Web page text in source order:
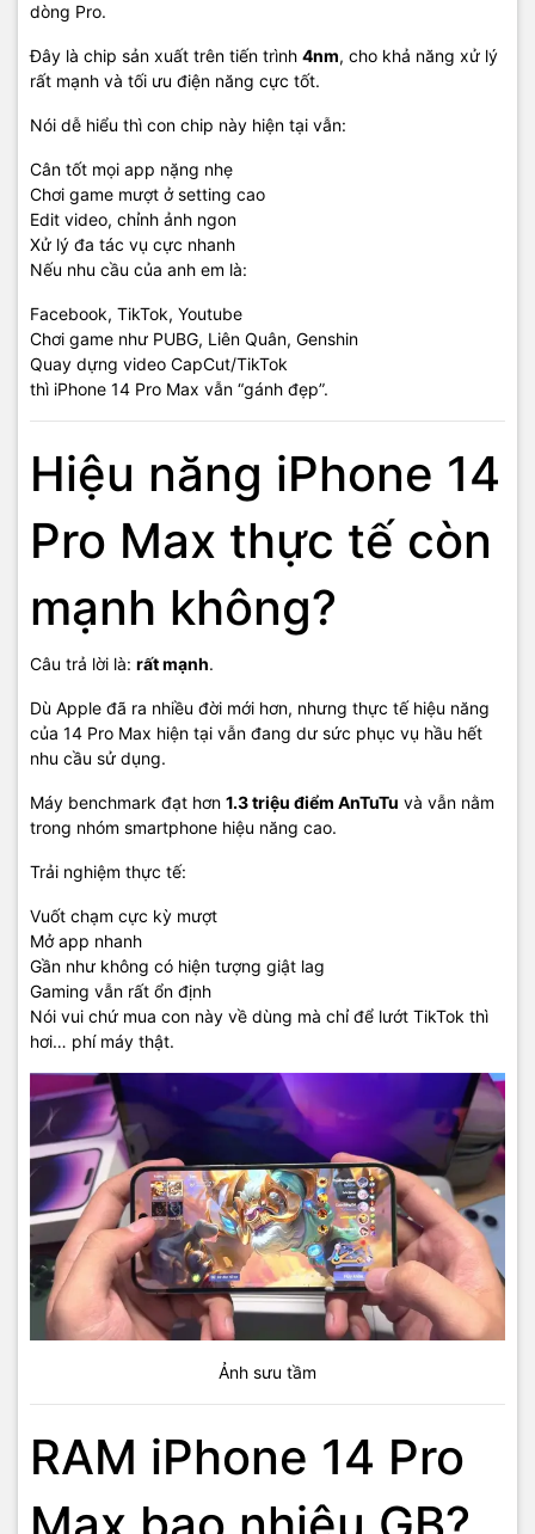
dòng Pro.
Đây là chip sản xuất trên tiến trình 4nm, cho khả năng xử lý
rất mạnh và tối ưu điện năng cực tốt.
Nói dễ hiểu thì con chip này hiện tại vẫn:
Cân tốt mọi app nặng nhẹ
Chơi game mượt ở setting cao
Edit video, chỉnh ảnh ngon
Xử lý đa tác vụ cực nhanh
Nếu nhu cầu của anh em là:
Facebook, TikTok, Youtube
Chơi game như PUBG, Liên Quân, Genshin
Quay dựng video CapCut/TikTok
thì iPhone 14 Pro Max vẫn “gánh đẹp”.
Hiệu năng iPhone 14
Pro Max thực tế còn
mạnh không?
Câu trả lời là: rất mạnh.
Dù Apple đã ra nhiều đời mới hơn, nhưng thực tế hiệu năng
của 14 Pro Max hiện tại vẫn đang dư sức phục vụ hầu hết
nhu cầu sử dụng.
Máy benchmark đạt hơn 1.3 triệu điểm AnTuTu và vẫn nằm
trong nhóm smartphone hiệu năng cao.
Trải nghiệm thực tế:
Vuốt chạm cực kỳ mượt
Mở app nhanh
Gần như không có hiện tượng giật lag
Gaming vẫn rất ổn định
Nói vui chứ mua con này về dùng mà chỉ để lướt TikTok thì
hơi… phí máy thật.
Ảnh sưu tầm
RAM iPhone 14 Pro